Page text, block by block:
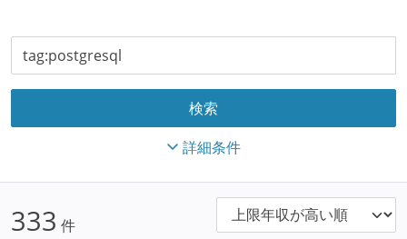
詳細条件
333 件